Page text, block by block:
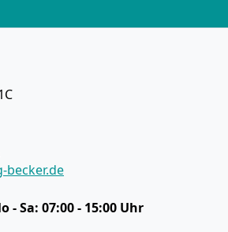
becker.de
- Sa: 07:00 - 15:00 Uhr